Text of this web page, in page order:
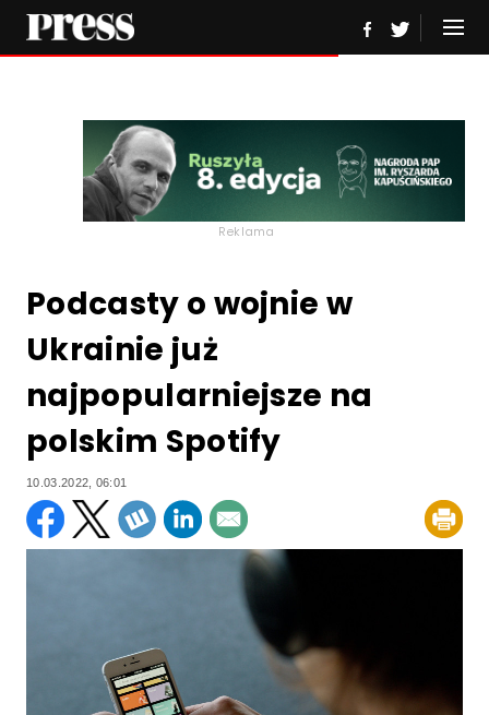
Reklama
Podcasty o wojnie w
Ukrainie już
najpopularniejsze na
polskim Spotify
10.03.2022, 06:01